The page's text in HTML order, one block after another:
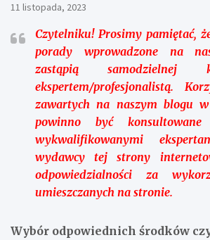
11 listopada, 2023
Czytelniku!Prosimy pamiętać,
porady wprowadzone na
zastąpią samodzielnej
ekspertem/profesjonalistą.
zawartych na naszym blogu
powinno być
wykwalifikowanymi
wydawcy tej strony
odpowiedzialności za
umieszczanych na stronie.
Wybór odpowiednich środków